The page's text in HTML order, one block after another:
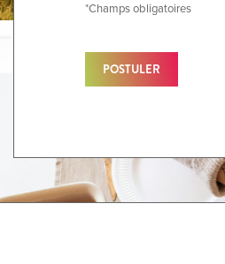
*Champs obligatoires
POSTULER